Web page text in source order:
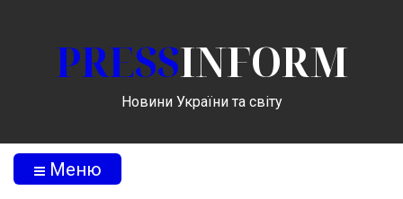
PRESSINFORM
Новини України та світу
Меню